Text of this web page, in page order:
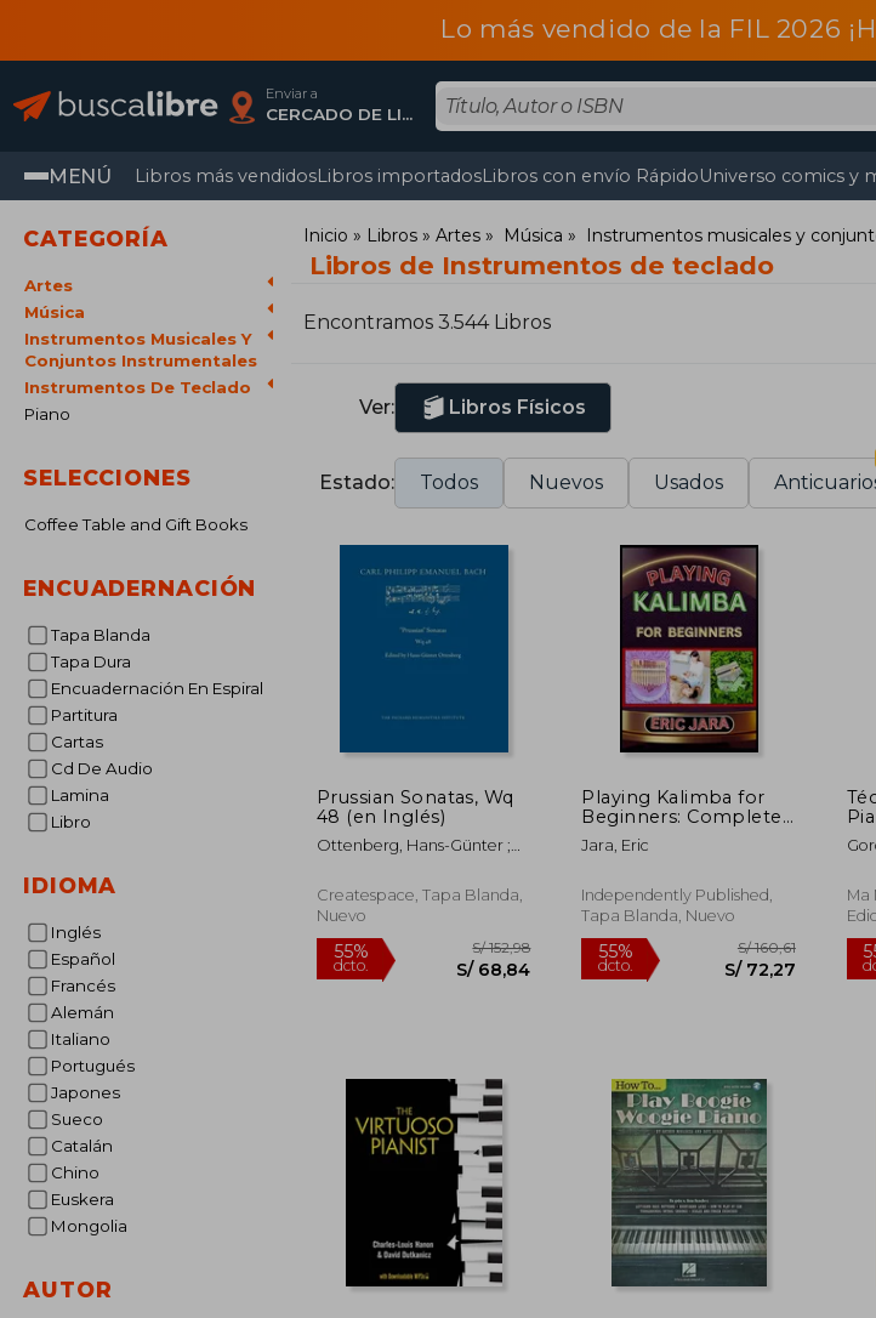
Lo más vendido de la FIL 2026
Enviar a
CERCADO DE LIMA, Lima
MENÚ Libros más vendidosLibros importadosLibros con envío RápidoUniverso comics y
CATEGORÍA
Artes
Música
Instrumentos Musicales Y
Conjuntos Instrumentales
Instrumentos De Teclado
Piano
SELECCIONES
Coffee Table and Gift Books
ENCUADERNACIÓN
Tapa Blanda
Tapa Dura
Encuadernación En Espiral
Partitura
Cartas
Cd De Audio
Lamina
Libro
IDIOMA
Inglés
Español
Francés
Alemán
Italiano
Portugués
Japones
Sueco
Catalán
Chino
Euskera
Mongolia
AUTOR
Inicio Libros Artes Música Instrumentos musicales y
Libros de Instrumentos de teclado
Encontramos 3.544 Libros
Ver: Libros Físicos
Estado: Todos Nuevos Usados
Prussian Sonatas, Wq
48 (en Inglés)
Ottenberg, Hans-Günter ;
Createspace, Tapa Blanda,
Nuevo
Playing Kalimba for
Beginners: Complete
Procedural Melody
Guide To Understand,
How To Play Kalimba
Like A Pro Even With
Inglés)
Jara, Eric
Independently Published,
Tapa Blanda, Nuevo
S/
Ma